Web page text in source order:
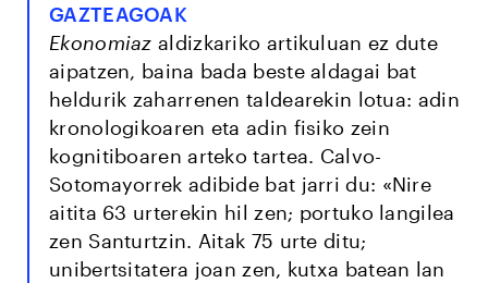
GAZTEAGOAK
Ekonomiaz aldizkariko artikuluan ez dute
aipatzen, baina bada beste aldagai bat
heldurik zaharrenen taldearekin lotua: adin
kronologikoaren eta adin fisiko zein
kognitiboaren arteko tartea. Calvo-
Sotomayorrek adibide bat jarri du: «Nire
aitita 63 urterekin hil zen; portuko langilea
zen Santurtzin. Aitak 75 urte ditu;
unibertsitatera joan zen, kutxa batean lan